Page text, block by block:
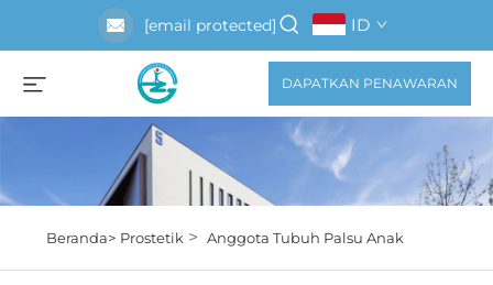
[email protected] ID
DAPATKAN PENAWARAN
Beranda> Prostetik> Anggota Tubuh Palsu Anak